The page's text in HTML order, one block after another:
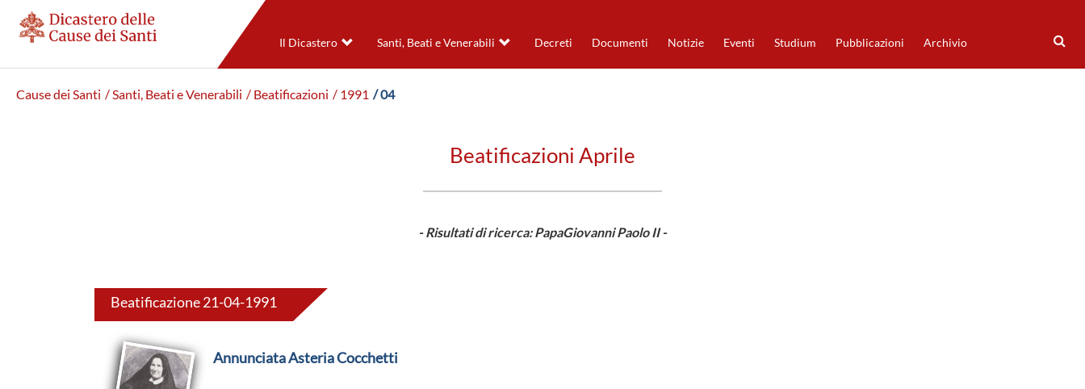
Il Dicastero Santi, Beati e Venerabili Decreti Documenti Notizie Eventi Studium Pubblicazioni Archivio
Cause dei Santi / Santi, Beati e Venerabili / Beatificazioni / 1991 / 04
Beatificazioni Aprile
- Risultati di ricerca: PapaGiovanni Paolo II -
Beatificazione 21-04-1991
Annunciata Asteria Cocchetti